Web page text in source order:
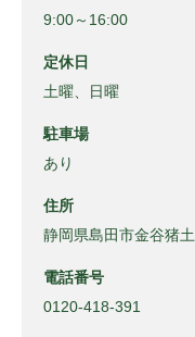
9:00～16:00
定休日
土曜、日曜
駐車場
あり
住所
静岡県島田市金谷猪
電話番号
0120-418-391